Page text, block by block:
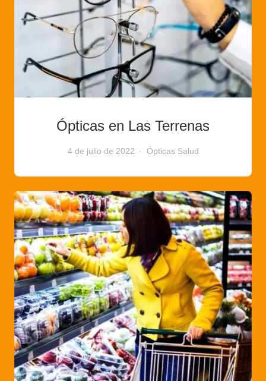
Ópticas en Las Terrenas
4 de julio de 2022 Ópticas Salud